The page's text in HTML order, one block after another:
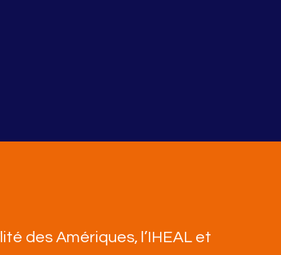
des Amériques, l’IHEAL et